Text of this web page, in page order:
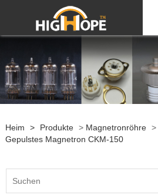
Heim > Produkte > Magnetronröhre >
Gepulstes Magnetron CKM-150